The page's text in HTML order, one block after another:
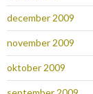
december 2009
november 2009
oktober 2009